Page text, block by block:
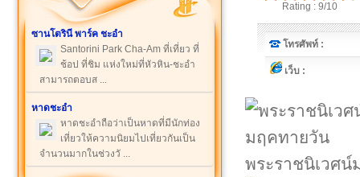
ซานโตรินี พาร์ค ชะอำ
Santorini Park Cha-Am ที่เที่ยว ที่
ช้อป ที่ชิม แห่งใหม่ที่หัวหิน-ชะอำ
สามารถตอบส ...
หาดชะอำ
หาดชะอำถือว่าเป็นหาดที่มีนักท่อง
เที่ยวให้ความนิยมไปเที่ยวกันเป็น
จำนวนมากในช่วงวั ...
Rating : 9/10
โทรศัพท์ :
เว็บ :
พระราชนิเวศ